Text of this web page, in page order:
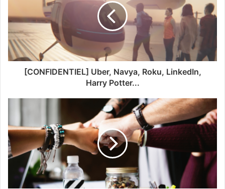
[CONFIDENTIEL] Uber, Navya, Roku, LinkedIn,
Harry Potter...